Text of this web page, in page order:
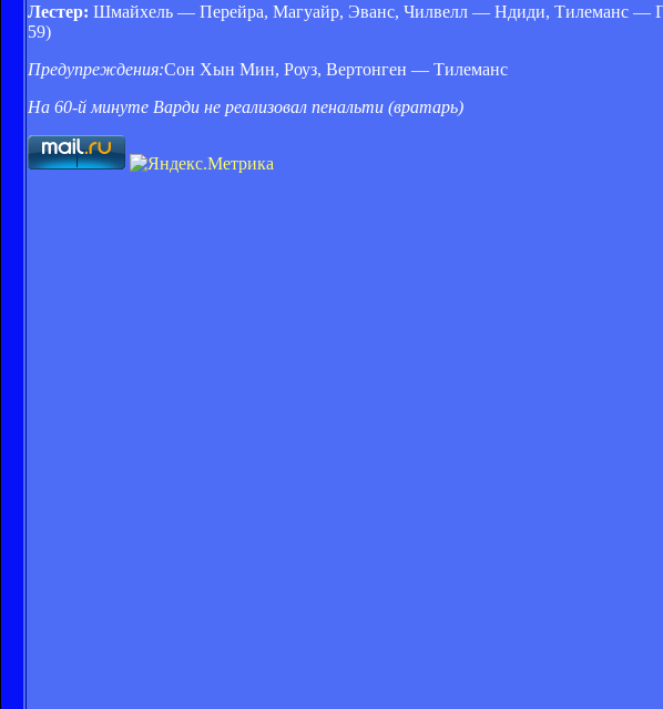
Лестер: Шмайхель — Перейра, Магуайр, Эванс, Чилвелл — Ндиди, Тилеманс —
59)
Предупреждения:Сон Хын Мин, Роуз, Вертонген — Тилеманс
На 60-й минуте Варди не реализовал пенальти (вратарь)